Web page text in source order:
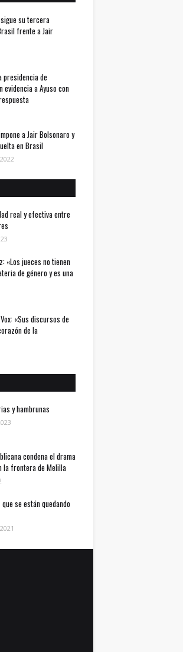
su tercera
frente a Jair
presidencia de
evidencia a Ayuso con
a Jair Bolsonaro y
en Brasil
real y efectiva entre
«Los jueces no tienen
de género y es una
«Sus discursos de
de la
y hambrunas
condena el drama
la frontera de Melilla
se están quedando